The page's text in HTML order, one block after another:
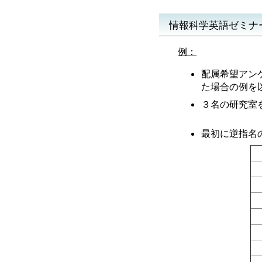
情報科学英語ゼミ
例：
配属希望アン
た場合の例を
３名の研究室
最初に逆指名